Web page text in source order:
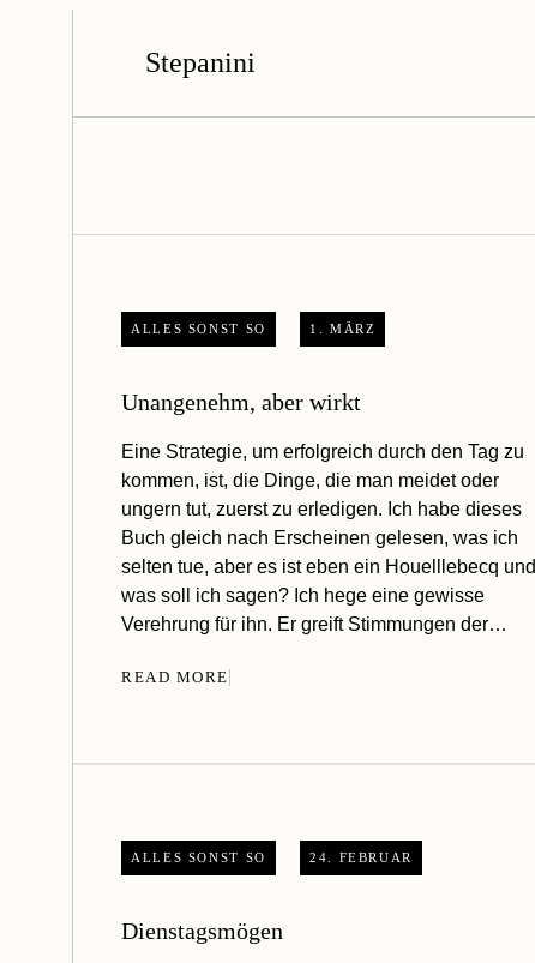
Stepanini
1. MÄRZ
ALLES SONST SO
Unangenehm, aber wirkt
Eine Strategie, um erfolgreich durch den Tag zu
kommen, ist, die Dinge, die man meidet oder
ungern tut, zuerst zu erledigen. Ich habe dieses
Buch gleich nach Erscheinen gelesen, was ich
selten tue, aber es ist eben ein Houelllebecq und
was soll ich sagen? Ich hege eine gewisse
Verehrung für ihn. Er greift Stimmungen der…
READ MORE
24. FEBRUAR
ALLES SONST SO
Dienstagsmögen